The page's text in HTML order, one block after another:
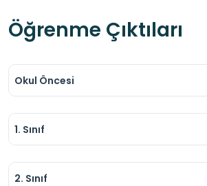
Öğrenme Çıktıları
Okul Öncesi
1. Sınıf
2. Sınıf